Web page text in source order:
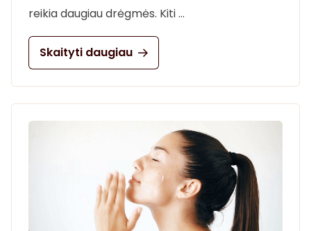
reikia daugiau drėgmės. Kiti …
Skaityti daugiau